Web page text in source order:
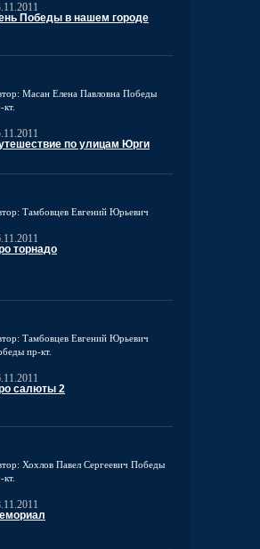
Победы в нашем городе
Масан Елена Павловна Победы
кт.
по улицам Юрги
Тамбовцев Евгений Юрьевич
торнадо
Тамбовцев Евгений Юрьевич
пр-кт.
салюты 2
Хохлов Павел Сергеевич Победы
кт.